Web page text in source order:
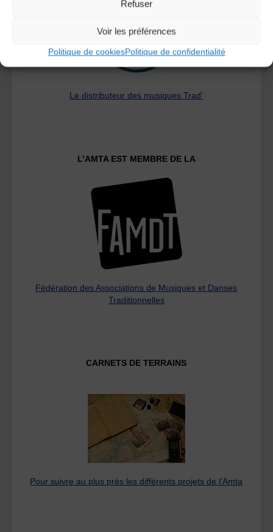
Refuser
Voir les préférences
Politique de cookiesPolitique de confidentialité
Le distributeur des musiques Trad'
L’AMTA EST MEMBRE DE LA
Fédération des Associations de Musiques et Danses
Traditionnelles
CARNETS DE TERRAINS
Pour suivre au plus près les différents projets de l’Amta